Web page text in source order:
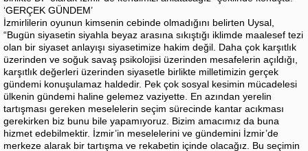
‘GERÇEK GÜNDEM’
İzmirlilerin oyunun kimsenin cebinde olmadığını belirten Uysal,
“Bugün siyasetin siyahla beyaz arasına sıkıştığı iklimde maalesef tezi
olan bir siyaset anlayışı siyasetimize hakim değil. Daha çok karşıtlık
üzerinden ve soğuk savaş psikolojisi üzerinden mesafelerin açıldığı,
karşıtlık değerleri üzerinden siyasetle birlikte milletimizin gerçek
gündemi konuşulamaz haldedir. Pek çok sosyal kesimin mücadelesi
ülkenin gündemi haline gelemez vaziyette. En azından yerelin
tartışması gereken meselelerin seçim sürecinde kantar acıkması
gerekirken biz bunu bile yapamıyoruz. Bizim amacımız da buna
hizmet edebilmektir. İzmir’in meselelerini ve gündemini İzmir’de
merkeze alarak bir tartışma ve rekabetin içinde olacağız. Bu seçimin